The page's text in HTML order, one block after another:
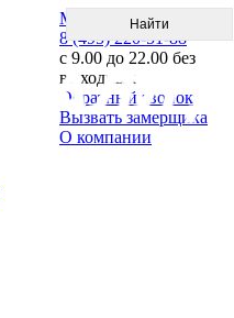
Меню
8 (495) 220-51-88
с 9.00 до 22.00 без
выходных
Обратный звонок
Вызвать замерщика
О компании